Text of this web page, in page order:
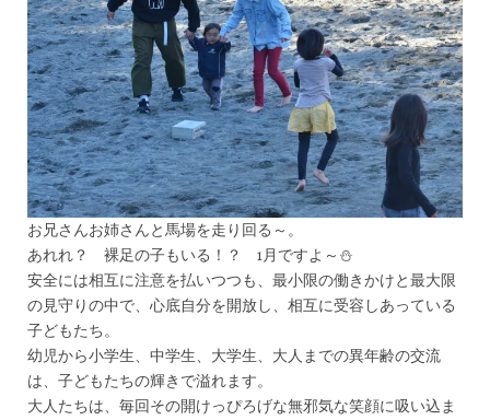
お兄さんお姉さんと馬場を走り回る～。
あれれ？ 裸足の子もいる！？ 1月ですよ～⛄
安全には相互に注意を払いつつも、最小限の働きかけと最大限
の見守りの中で、心底自分を開放し、相互に受容しあっている
子どもたち。
幼児から小学生、中学生、大学生、大人までの異年齢の交流
は、子どもたちの輝きで溢れます。
大人たちは、毎回その開けっぴろげな無邪気な笑顔に吸い込ま